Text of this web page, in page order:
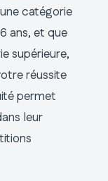
catégorie
ans, et que
supérieure,
réussite
permet
leur